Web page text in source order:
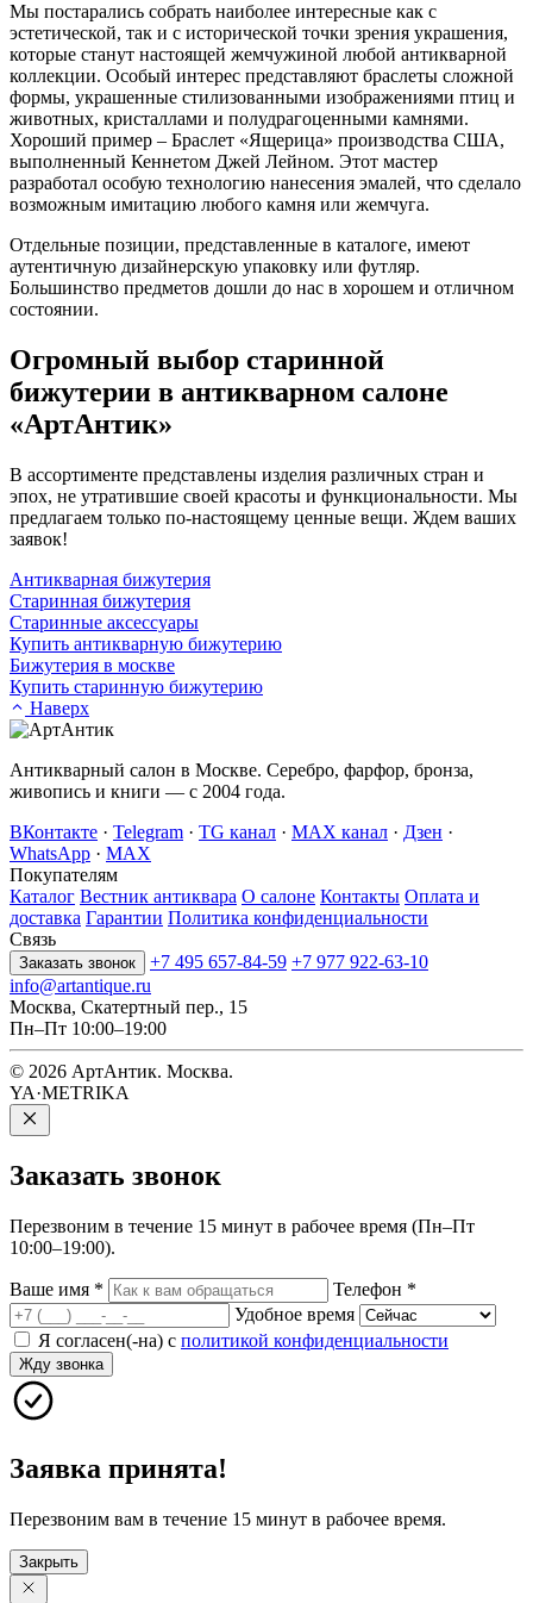
Мы постарались собрать наиболее интересные как с
эстетической, так и с исторической точки зрения украшения,
которые станут настоящей жемчужиной любой антикварной
коллекции. Особый интерес представляют браслеты сложной
формы, украшенные стилизованными изображениями птиц и
животных, кристаллами и полудрагоценными камнями.
Хороший пример – Браслет «Ящерица» производства США,
выполненный Кеннетом Джей Лейном. Этот мастер
разработал особую технологию нанесения эмалей, что сделало
возможным имитацию любого камня или жемчуга.
Отдельные позиции, представленные в каталоге, имеют
аутентичную дизайнерскую упаковку или футляр.
Большинство предметов дошли до нас в хорошем и отличном
состоянии.
Огромный выбор старинной
бижутерии в антикварном салоне
«АртАнтик»
В ассортименте представлены изделия различных стран и
эпох, не утратившие своей красоты и функциональности. Мы
предлагаем только по-настоящему ценные вещи. Ждем ваших
заявок!
Антикварная бижутерия
Старинная бижутерия
Старинные аксессуары
Купить антикварную бижутерию
Бижутерия в москве
Купить старинную бижутерию
Наверх
Антикварный салон в Москве. Серебро, фарфор, бронза,
живопись и книги — с 2004 года.
ВКонтакте · Telegram · TG канал · MAX канал · Дзен ·
WhatsApp · MAX
Покупателям
Каталог Вестник антиквара О салоне Контакты Оплата и
доставка Гарантии Политика конфиденциальности
Связь
Заказать звонок +7 495 657-84-59 +7 977 922-63-10
info@artantique.ru
Москва, Скатертный пер., 15
Пн–Пт 10:00–19:00
© 2026 АртАнтик. Москва.
YA·METRIKA
Заказать звонок
Перезвоним в течение 15 минут в рабочее время (Пн–Пт
10:00–19:00).
Ваше имя * Телефон *
Удобное время
Я согласен(-на) с политикой конфиденциальности
Жду звонка
Заявка принята!
Перезвоним вам в течение 15 минут в рабочее время.
Закрыть